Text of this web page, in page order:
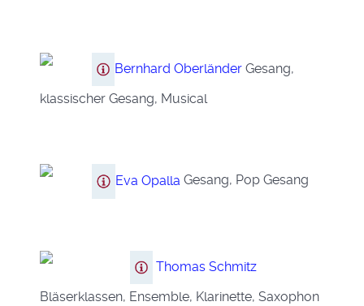
Bernhard Oberländer Gesang,
klassischer Gesang, Musical
Eva Opalla Gesang, Pop Gesang
Thomas Schmitz
Bläserklassen, Ensemble, Klarinette, Saxophon